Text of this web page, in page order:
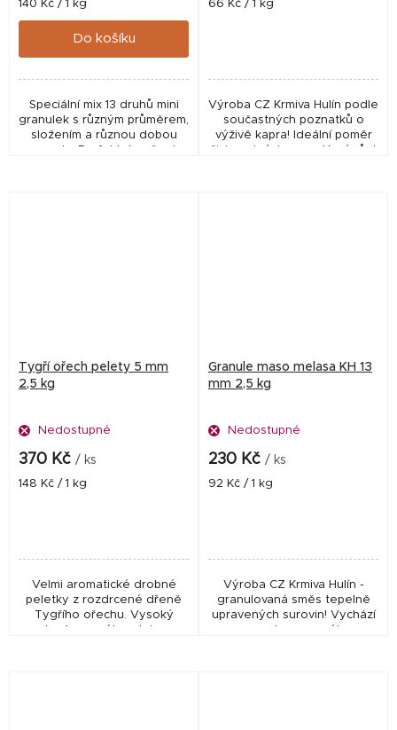
Měrná
cena:
140 Kč / 1 kg
Do košíku
Speciální mix 13 druhů mini
granulek s různým průměrem,
složením a různou dobou
rozpadu. Perfektní směs do
Měrná
66 Kč / 1 kg
Výroba CZ Krmiva Hulín podle
součastných poznatků o
výživě kapra! Ideální poměr
živin nutných pro zdárný růst
Tygří ořech pelety 5 mm
2,5 kg
Nedostupné
370 Kč / ks
Měrná
148 Kč / 1 kg
Velmi aromatické drobné
peletky z rozdrcené dřeně
Tygřího ořechu. Vysoký
Granule maso melasa KH 13
mm 2,5 kg
Nedostupné
230 Kč / ks
Měrná
92 Kč / 1 kg
Výroba CZ Krmiva Hulín -
granulovaná směs tepelně
upravených surovin! Vychází